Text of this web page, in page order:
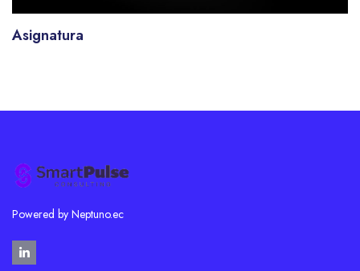
Asignatura
Powered by Neptuno.ec